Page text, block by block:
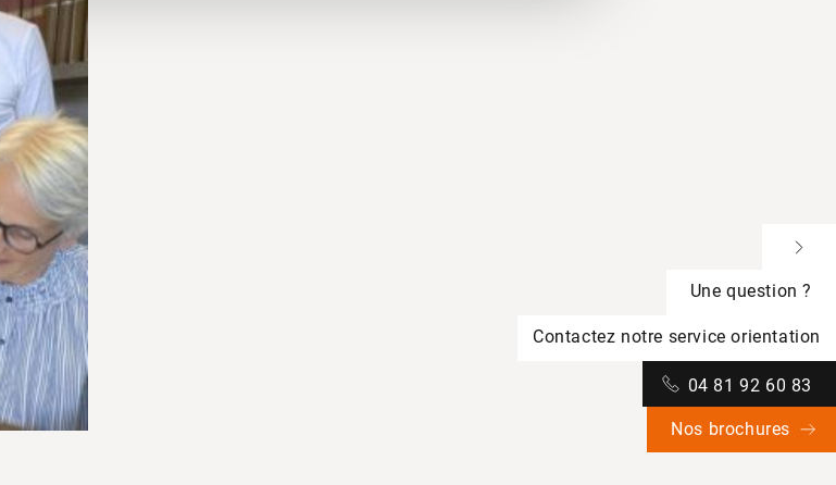
Une question ?
Contactez notre service orientation
04 81 92 60 83
Nos brochures